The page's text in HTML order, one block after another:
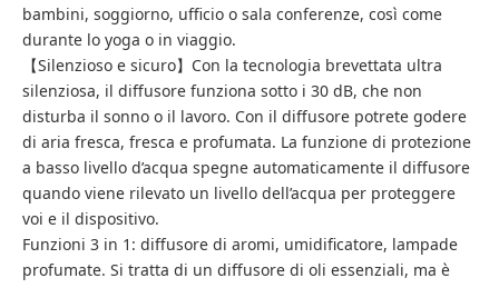
bambini, soggiorno, ufficio o sala conferenze, così come
durante lo yoga o in viaggio.
【Silenzioso e sicuro】Con la tecnologia brevettata ultra
silenziosa, il diffusore funziona sotto i 30 dB, che non
disturba il sonno o il lavoro. Con il diffusore potrete godere
di aria fresca, fresca e profumata. La funzione di protezione
a basso livello d’acqua spegne automaticamente il diffusore
quando viene rilevato un livello dell’acqua per proteggere
voi e il dispositivo.
Funzioni 3 in 1: diffusore di aromi, umidificatore, lampade
profumate. Si tratta di un diffusore di oli essenziali, ma è